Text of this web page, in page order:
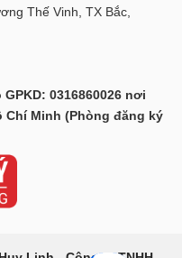
Thế Vinh, TX Bắc,
0316860026 nơi
Chí Minh (Phòng đăng ký